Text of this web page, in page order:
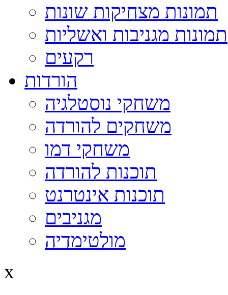
תמונות מצחיקות שונות
תמונות מגניבות ואשליות
רקעים
הורדות
משחקי נוסטלגיה
משחקים להורדה
משחקי דמו
תוכנות להורדה
תוכנות אינטרנט
מגניבים
מולטימדיה
x